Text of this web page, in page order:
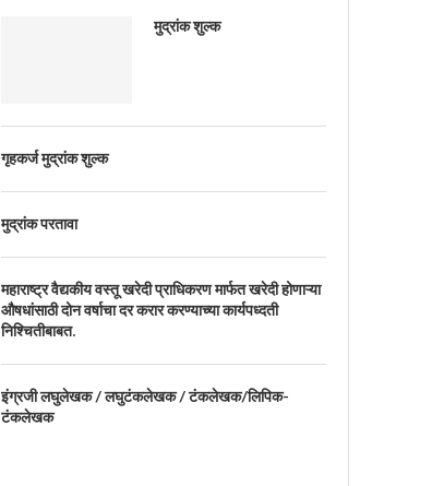
मुद्रांक शुल्क
गृहकर्ज मुद्रांक शुल्क
मुद्रांक परतावा
महाराष्ट्र वैद्यकीय वस्तू खरेदी प्राधिकरण मार्फत खरेदी होणाऱ्या
औषधांसाठी दोन वर्षाचा दर करार करण्याच्या कार्यपध्दती
निश्चितीबाबत.
इंग्रजी लघुलेखक / लघुटंकलेखक / टंकलेखक/लिपिक-
टंकलेखक